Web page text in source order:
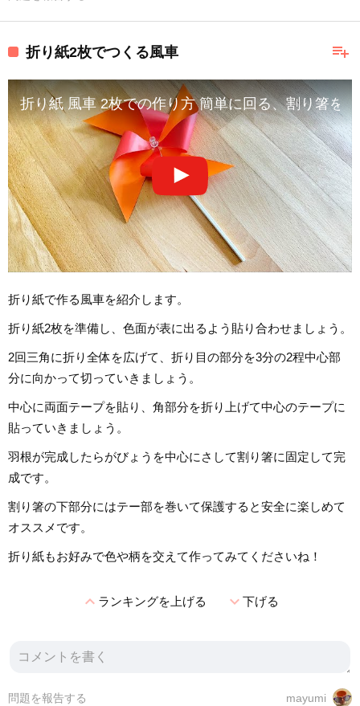
playlist_add
折り紙2枚でつくる風車
折り紙 風車 2枚での作り方 簡単に回る、割り箸を
折り紙で作る風車を紹介します。
折り紙2枚を準備し、色面が表に出るよう貼り合わせましょう。
2回三角に折り全体を広げて、折り目の部分を3分の2程中心部
分に向かって切っていきましょう。
中心に両面テープを貼り、角部分を折り上げて中心のテープに
貼っていきましょう。
羽根が完成したらがびょうを中心にさして割り箸に固定して完
成です。
割り箸の下部分にはテー部を巻いて保護すると安全に楽しめて
オススメです。
折り紙もお好みで色や柄を交えて作ってみてくださいね！
expand_lessランキングを上げる expand_more下げる
mayumi
問題を報告する